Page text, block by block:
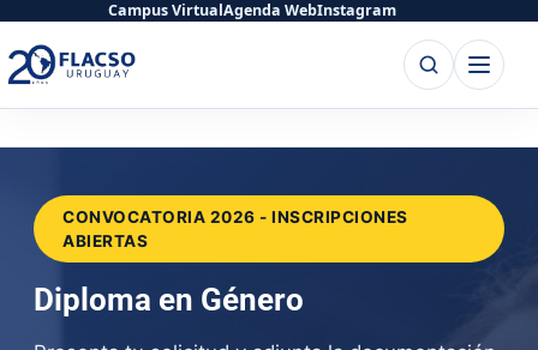
contenido
contenido
Campus VirtualAgenda WebInstagram
BuscarAbrir
menú
CONVOCATORIA 2026 - INSCRIPCIONES
ABIERTAS
Diploma en Género